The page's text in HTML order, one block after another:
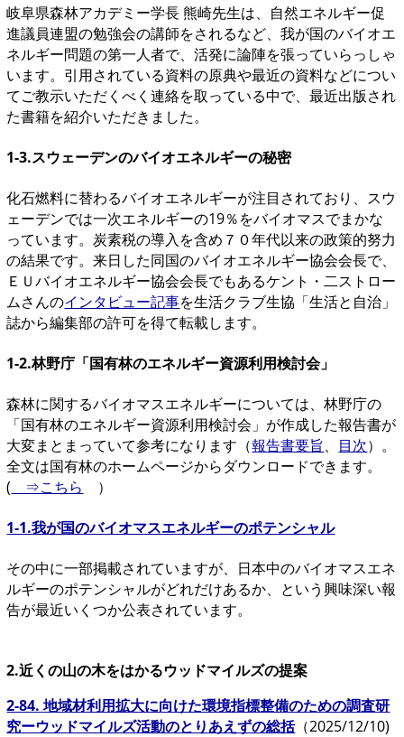
岐阜県森林アカデミー学長 熊崎先生は、自然エネルギー促
進議員連盟の勉強会の講師をされるなど、我が国のバイオエ
ネルギー問題の第一人者で、活発に論陣を張っていらっしゃ
います。引用されている資料の原典や最近の資料などについ
てご教示いただくべく連絡を取っている中で、最近出版され
た書籍を紹介いただきました。
1-3.スウェーデンのバイオエネルギーの秘密
化石燃料に替わるバイオエネルギーが注目されており、スウ
ェーデンでは一次エネルギーの19％をバイオマスでまかな
っています。炭素税の導入を含め７０年代以来の政策的努力
の結果です。来日した同国のバイオエネルギー協会会長で、
ＥＵバイオエネルギー協会会長でもあるケント・二ストロー
ムさんのインタビュー記事を生活クラブ生協「生活と自治」
誌から編集部の許可を得て転載します。
1-2.林野庁「国有林のエネルギー資源利用検討会」
森林に関するバイオマスエネルギーについては、林野庁の
「国有林のエネルギー資源利用検討会」が作成した報告書が
大変まとまっていて参考になります（報告書要旨、 目次）。
全文は国有林のホームページからダウンロードできます。
( ⇒こちら ）
1-1.我が国のバイオマスエネルギーのポテンシャル
その中に一部掲載されていますが、日本中のバイオマスエネ
ルギーのポテンシャルがどれだけあるか、という興味深い報
告が最近いくつか公表されています。
2.近くの山の木をはかるウッドマイルズの提案
2-84. 地域材利用拡大に向けた環境指標整備のための調査研
究ーウッドマイルズ活動のとりあえずの総括（2025/12/10)